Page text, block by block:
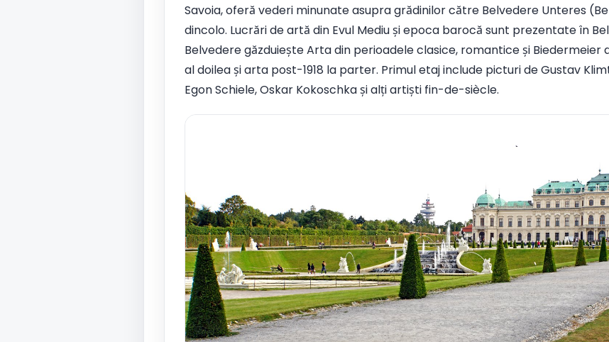
Savoia, oferă vederi minunate asupra grădinilor către Belvedere Unteres
dincolo. Lucrări de artă din Evul Mediu și epoca barocă sunt prezentate în
Belvedere găzduiește Arta din perioadele clasice, romantice și Biedermeier
al doilea și arta post-1918 la parter. Primul etaj include picturi de Gustav
Egon Schiele, Oskar Kokoschka și alți artiști fin-de-siècle.